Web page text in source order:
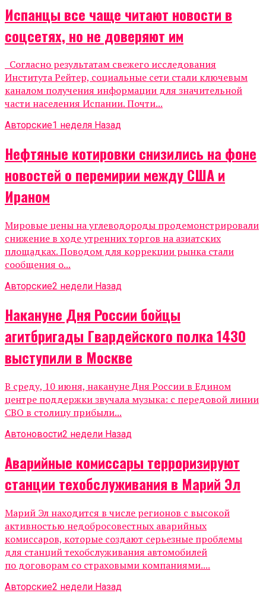
Испанцы все чаще читают новости в
соцсетях, но не доверяют им
Согласно результатам свежего исследования
Института Рейтер, социальные сети стали ключевым
каналом получения информации для значительной
части населения Испании. Почти...
Авторские1 неделя Назад
Нефтяные котировки снизились на фоне
новостей о перемирии между США и
Ираном
Мировые цены на углеводороды продемонстрировали
снижение в ходе утренних торгов на азиатских
площадках. Поводом для коррекции рынка стали
сообщения о...
Авторские2 недели Назад
Накануне Дня России бойцы
агитбригады Гвардейского полка 1430
выступили в Москве
В среду, 10 июня, накануне Дня России в Едином
центре поддержки звучала музыка: с передовой линии
СВО в столицу прибыли...
Автоновости2 недели Назад
Аварийные комиссары терроризируют
станции техобслуживания в Марий Эл
Марий Эл находится в числе регионов с высокой
активностью недобросовестных аварийных
комиссаров, которые создают серьезные проблемы
для станций техобслуживания автомобилей
по договорам со страховыми компаниями....
Авторские2 недели Назад